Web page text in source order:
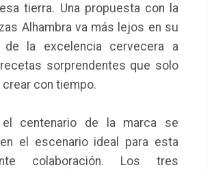
tierra. Una propuesta con la
Alhambra va más lejos en su
de la excelencia cervecera a
sorprendentes que solo
con tiempo.
centenario de la marca se
el escenario ideal para esta
colaboración. Los tres